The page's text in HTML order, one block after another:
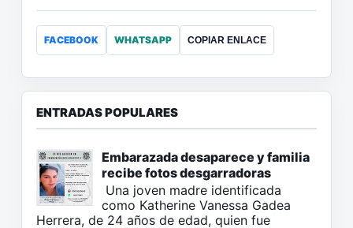
FACEBOOK WHATSAPP COPIAR ENLACE
ENTRADAS POPULARES
Embarazada desaparece y familia
recibe fotos desgarradoras
Una joven madre identificada
como Katherine Vanessa Gadea
Herrera, de 24 años de edad, quien fue